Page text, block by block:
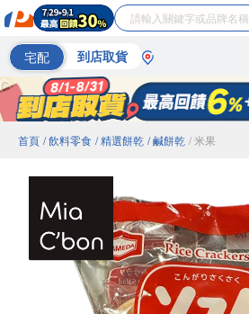
宅配 到店取貨
首頁 / 飲料零食 / 精選餅乾 / 鹹餅乾 / 米果